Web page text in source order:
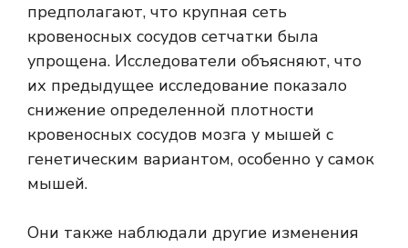
предполагают, что крупная сеть
кровеносных сосудов сетчатки была
упрощена. Исследователи объясняют, что
их предыдущее исследование показало
снижение определенной плотности
кровеносных сосудов мозга у мышей с
генетическим вариантом, особенно у самок
мышей.
Они также наблюдали другие изменения